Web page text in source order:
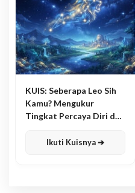
KUIS: Seberapa Leo Sih
Kamu? Mengukur
Tingkat Percaya Diri dan
Ikuti Kuisnya ➔